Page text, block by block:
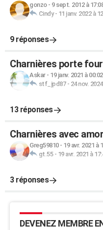
gonzo- 9 sept. 2012 à
Cindy- 11 janv. 2022 à
9 réponses
Charnières porte
Askar- 19 janv. 2021 à 00:02
stf_jpd87- 24 nov.
13 réponses
Charnières avec
Greg59810- 19 avr. 2021 à
gt.55- 19 avr. 2021 à
3 réponses
DEVENEZ MEMBRE